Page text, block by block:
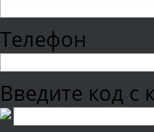
Телефон
Введите код с